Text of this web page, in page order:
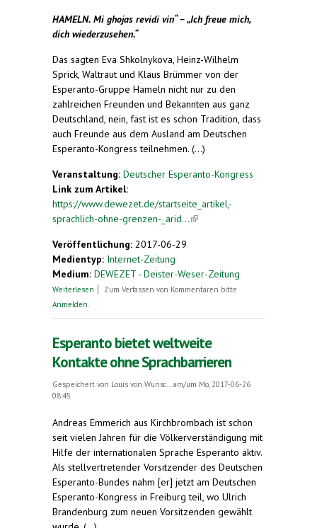
HAMELN. Mi ghojas revidi vin“ – „Ich freue mich,
dich wiederzusehen.“
Das sagten Eva Shkolnykova, Heinz-Wilhelm
Sprick, Waltraut und Klaus Brümmer von der
Esperanto-Gruppe Hameln nicht nur zu den
zahlreichen Freunden und Bekannten aus ganz
Deutschland, nein, fast ist es schon Tradition, dass
auch Freunde aus dem Ausland am Deutschen
Esperanto-Kongress teilnehmen. (...)
Veranstaltung: Deutscher Esperanto-Kongress
Link zum Artikel:
https://www.dewezet.de/startseite_artikel,-
sprachlich-ohne-grenzen-_arid...(link is external)
Veröffentlichung: 2017-06-29
Medientyp: Internet-Zeitung
Medium: DEWEZET - Deister-Weser-Zeitung
Weiterlesen über Sprachlich ohne Grenzen
Zum Verfassen von Kommentaren bitte
Anmelden
Esperanto bietet weltweite
Kontakte ohne Sprachbarrieren
Gespeichert von Louis von Wunsc...
am/um Mo, 2017-06-26
08:45
Andreas Emmerich aus Kirchbrombach ist schon
seit vielen Jahren für die Völkerverständigung mit
Hilfe der internationalen Sprache Esperanto aktiv.
Als stellvertretender Vorsitzender des Deutschen
Esperanto-Bundes nahm [er] jetzt am Deutschen
Esperanto-Kongress in Freiburg teil, wo Ulrich
Brandenburg zum neuen Vorsitzenden gewählt